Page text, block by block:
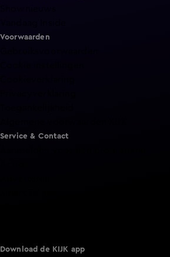
Voorwaarden
Service & Contact
Download de KIJK app